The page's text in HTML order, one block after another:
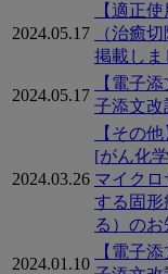
2024.05.17
【適正
（治癒
掲載しま
2024.05.17
【電子
子添文改
2024.03.26
【その
[がん化
マイク
する固形
る）のお
2024.01.10
【電子